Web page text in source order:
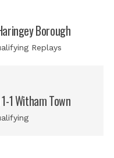
Borough
Replays
1 Witham Town